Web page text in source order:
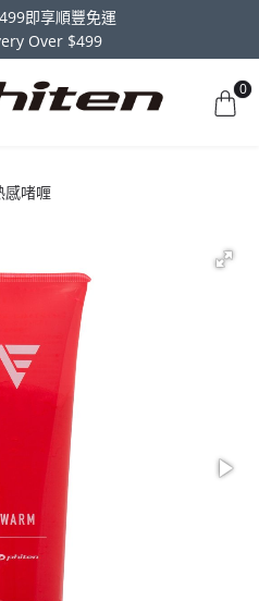
即享順豐免運
Over $499
0
感啫喱